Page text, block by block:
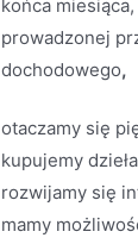
końca
prowadzonej
dochodowego,
otaczamy się
kupujemy
rozwijamy się
mamy